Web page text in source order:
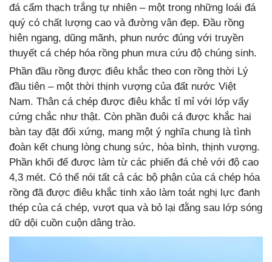
đá cẩm thạch trắng tự nhiên – một trong những loái đá
quý có chất lượng cao và đường vân đẹp. Đầu rồng
hiên ngang, dũng mãnh, phun nước đúng với truyền
thuyết cá chép hóa rồng phun mưa cứu độ chúng sinh.
Phần đầu rồng được điêu khắc theo con rồng thời Lý
đầu tiên – một thời thịnh vượng của đất nước Việt
Nam. Thân cá chép được điêu khắc tỉ mỉ với lớp vẩy
cứng chắc như thật. Còn phần đuôi cá được khắc hai
bàn tay đặt đối xứng, mang một ý nghĩa chung là tình
đoàn kết chung lòng chung sức, hòa bình, thịnh vượng.
Phần khối đế được làm từ các phiến đá chẻ với độ cao
4,3 mét. Có thể nói tất cả các bộ phận của cá chép hóa
rồng đã được điêu khắc tinh xảo làm toát nghị lực đanh
thép của cá chép, vượt qua và bỏ lại đằng sau lớp sóng
dữ dội cuồn cuộn dâng trào.